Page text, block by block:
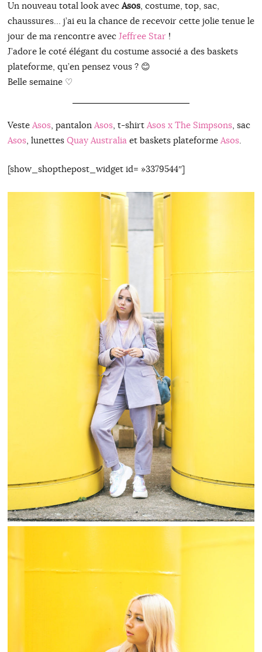
Un nouveau total look avec Asos, costume, top, sac,
chaussures… j’ai eu la chance de recevoir cette jolie tenue le
jour de ma rencontre avec Jeffree Star!
J’adore le coté élégant du costume associé a des baskets
plateforme, qu’en pensez vous ? 😊
Belle semaine ♡
Veste Asos, pantalon Asos, t-shirt Asos x The Simpsons, sac
Asos, lunettes Quay Australia et baskets plateforme Asos.
[show_shopthepost_widget id= »3379544″]